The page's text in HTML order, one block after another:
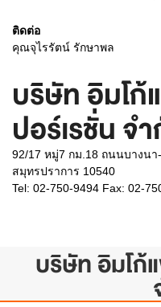
ติดต่อ
คุณจุไรรัตน์ รักษาพล
บริษัท อิมโ
ปอร์เรชั่น จ
92/17 หมู่7 กม.18 ถนนบางน
สมุทรปราการ 10540
Tel: 02-750-9494 Fax: 02-
บริษัท อิมโก้